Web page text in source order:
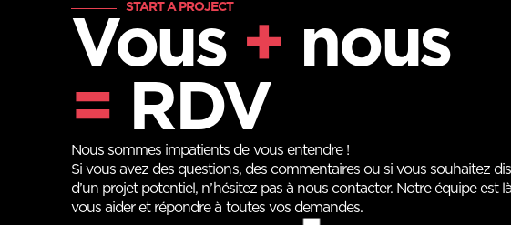
START A PROJECT
Vous + nous
= RDV
Nous sommes impatients de vous entendre !
Si vous avez des questions, des commentaires ou si vous souhaitez
d’un projet potentiel, n’hésitez pas à nous contacter. Notre équipe est
vous aider et répondre à toutes vos demandes.